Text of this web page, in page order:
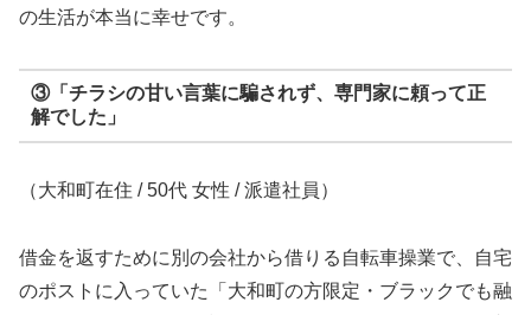
の生活が本当に幸せです。
③「チラシの甘い言葉に騙されず、専門家に頼って正
解でした」
（大和町在住 / 50代 女性 / 派遣社員）
借金を返すために別の会社から借りる自転車操業で、自宅
のポストに入っていた「大和町の方限定・ブラックでも融